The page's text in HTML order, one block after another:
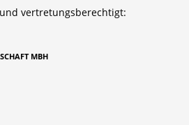
vertretungsberechtigt:
MBH